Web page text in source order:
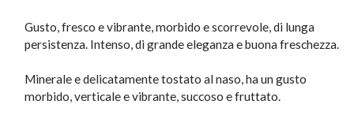
Gusto, fresco e vibrante, morbido e scorrevole, di lunga
persistenza. Intenso, di grande eleganza e buona freschezza.
Minerale e delicatamente tostato al naso, ha un gusto
morbido, verticale e vibrante, succoso e fruttato.